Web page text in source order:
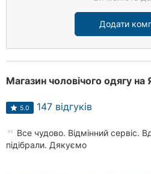
Додати
Магазин чоловічого одягу
5.0 147 відгуків
Все чудово. Відмінний сервіс.
підібрали. Дякуємо